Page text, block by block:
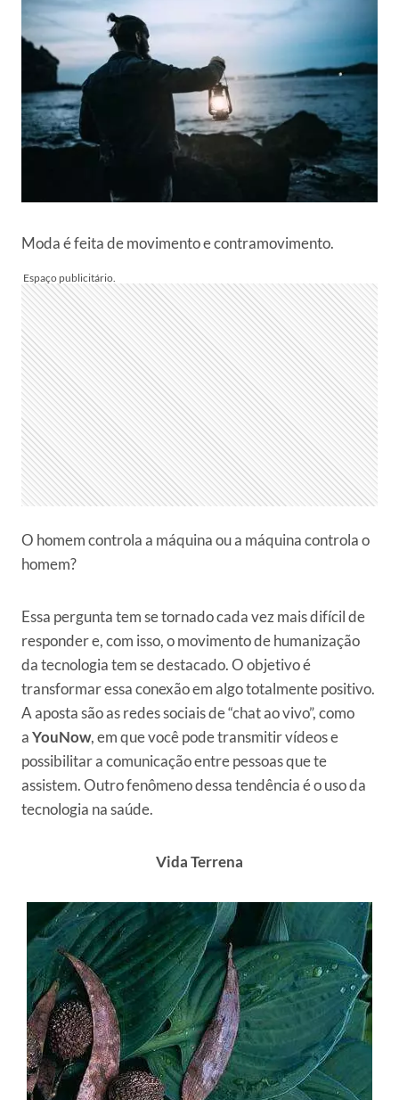
Moda é feita de movimento e contramovimento.
O homem controla a máquina ou a máquina controla o
homem?
Essa pergunta tem se tornado cada vez mais difícil de
responder e, com isso, o movimento de humanização
da tecnologia tem se destacado. O objetivo é
transformar essa conexão em algo totalmente positivo.
A aposta são as redes sociais de “chat ao vivo”, como
aYouNow, em que você pode transmitir vídeos e
possibilitar a comunicação entre pessoas que te
assistem. Outro fenômeno dessa tendência é o uso da
tecnologia na saúde.
Vida Terrena